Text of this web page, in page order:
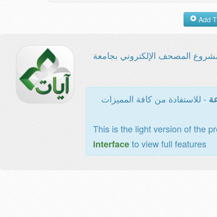
المصحف الإلكتروني بجامعة
- للاستفادة من كافة المميزات
This is the light version of the
interfaceto view full features